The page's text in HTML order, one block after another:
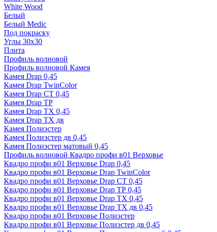
White Wood
Белый
Белый Medic
Под покраску
Углы 30х30
Плита
Профиль волновой
Профиль волновой Камея
Камея Drap 0,45
Камея Drap TwinColor
Камея Drap СТ 0,45
Камея Drap ТР
Камея Drap ТХ 0,45
Камея Drap ТХ дв
Камея Полиэстер
Камея Полиэстер дв 0,45
Камея Полиэстер матовый 0,45
Профиль волновой Квадро профи в01 Верховье
Квадро профи в01 Верховье Drap 0,45
Квадро профи в01 Верховье Drap TwinColor
Квадро профи в01 Верховье Drap СТ 0,45
Квадро профи в01 Верховье Drap ТР 0,45
Квадро профи в01 Верховье Drap ТХ 0,45
Квадро профи в01 Верховье Drap ТХ дв 0,45
Квадро профи в01 Верховье Полиэстер
Квадро профи в01 Верховье Полиэстер дв 0,45